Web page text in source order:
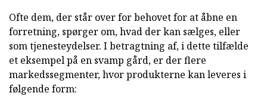
Ofte dem, der står over for behovet for at åbne en
forretning, spørger om, hvad der kan sælges, eller
som tjenesteydelser. I betragtning af, i dette tilfælde
et eksempel på en svamp gård, er der flere
markedssegmenter, hvor produkterne kan leveres i
følgende form: